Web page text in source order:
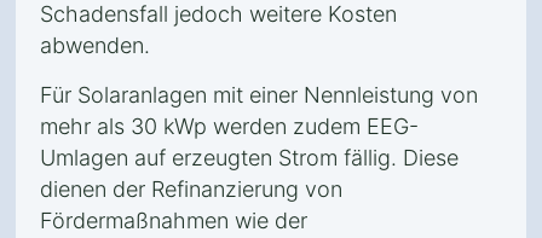
Schadensfall jedoch weitere Kosten
abwenden.
Für Solaranlagen mit einer Nennleistung von
mehr als 30 kWp werden zudem EEG-
Umlagen auf erzeugten Strom fällig. Diese
dienen der Refinanzierung von
Fördermaßnahmen wie der